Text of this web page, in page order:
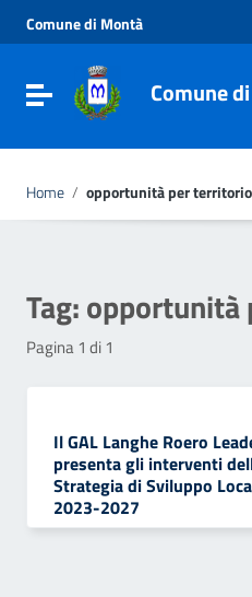
Vai al menu di navigazione
Vai al footer
Comune di Montà
Toggle navigationComune
Home / opportunità per territorio
Tag:opportunità
Pagina 1 di 1
Il GAL Langhe Roero
presenta gli interventi
Strategia di Sviluppo
2023-2027